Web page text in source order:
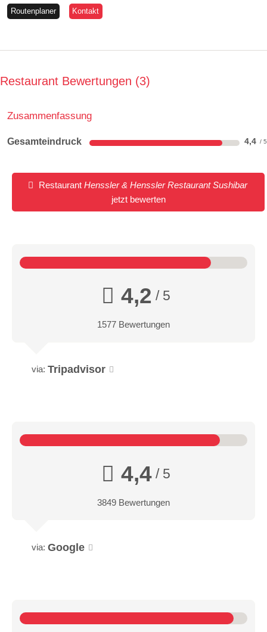
Routenplaner Kontakt
Restaurant Bewertungen 3
Zusammenfassung
Gesamteindruck 4,4
Restaurant Henssler & Henssler Restaurant Sushibar
jetzt bewerten
4,2 / 5
1577 Bewertungen
via: Tripadvisor
4,4/ 5
3849 Bewertungen
via: Google